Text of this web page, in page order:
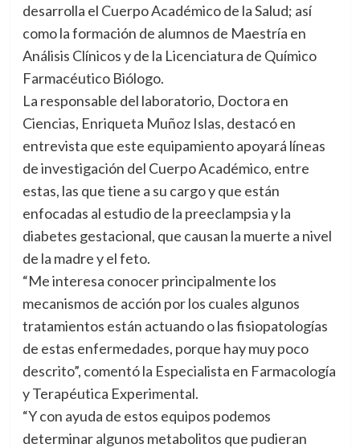
desarrolla el Cuerpo Académico de la Salud; así
como la formación de alumnos de Maestría en
Análisis Clínicos y de la Licenciatura de Químico
Farmacéutico Biólogo.
La responsable del laboratorio, Doctora en
Ciencias, Enriqueta Muñoz Islas, destacó en
entrevista que este equipamiento apoyará líneas
de investigación del Cuerpo Académico, entre
estas, las que tiene a su cargo y que están
enfocadas al estudio de la preeclampsia y la
diabetes gestacional, que causan la muerte a nivel
de la madre y el feto.
“Me interesa conocer principalmente los
mecanismos de acción por los cuales algunos
tratamientos están actuando o las fisiopatologías
de estas enfermedades, porque hay muy poco
descrito”, comentó la Especialista en Farmacología
y Terapéutica Experimental.
“Y con ayuda de estos equipos podemos
determinar algunos metabolitos que pudieran